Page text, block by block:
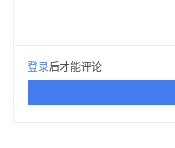
登录后才能评论